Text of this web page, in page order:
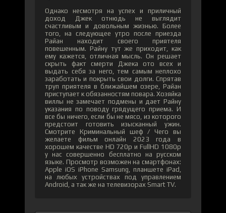
Однако несмотря на успех и приличный
доход Джек отнюдь не выглядит
счастливым и довольным жизнью. Более
того, на следующее утро после приезда
Райан находит своего приятеля
повешенным. Райну тут же приходит, как
ему кажется, отличная мысль. Он решает
скрыть факт смерти Джека ото всех и
выдать себя за него, тем самым неплохо
заработать и покрыть свои долги. Спрятав
труп приятеля в ближайшем озере, Райан
приступает к обязанностям повара. Хозяйка
виллы не замечает подмены и дает Райну
указания по поводу грядущего приема. И
все бы ничего, если бы не мясо, из которого
предстоит готовить изысканный ужин.
Смотрите Криминальный шеф / Чего вы
желаете фильм онлайн 2023 года в
хорошем качестве HD 720p и FullHD 1080p
у нас совершенно бесплатно на русском
языке. Просмотр возможен на смартфонах:
Apple iOS iPhone Samsung, планшете iPad,
на любых устройствах под управлением
Android, а так же на телевизорах Smart TV.